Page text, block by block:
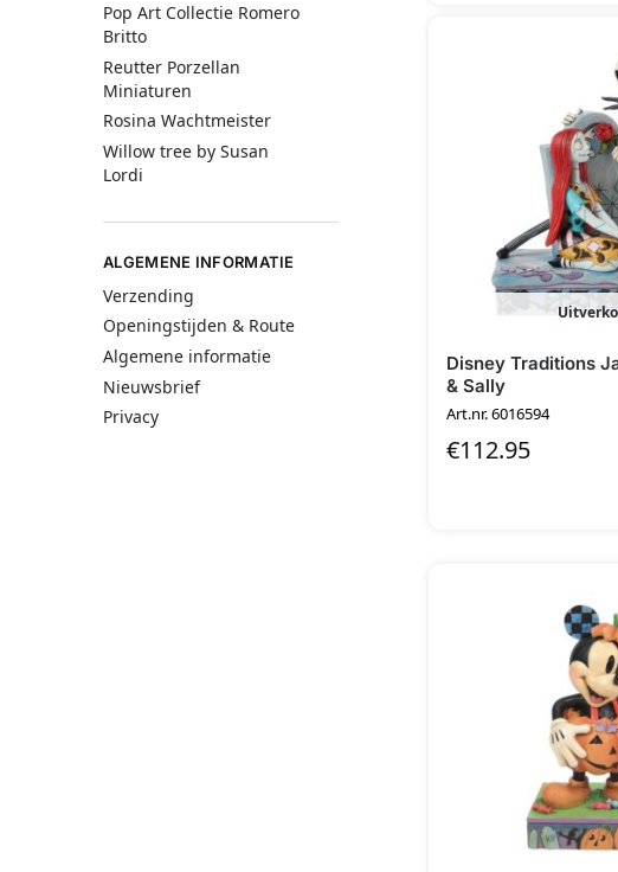
Disney Traditions
& Sally
Art.nr. 6016594
€112.95
Pop Art Collectie Romero
Britto
Reutter Porzellan
Miniaturen
Rosina Wachtmeister
Willow tree by Susan
Lordi
ALGEMENE INFORMATIE
Verzending
Openingstijden & Route
Algemene informatie
Nieuwsbrief
Privacy